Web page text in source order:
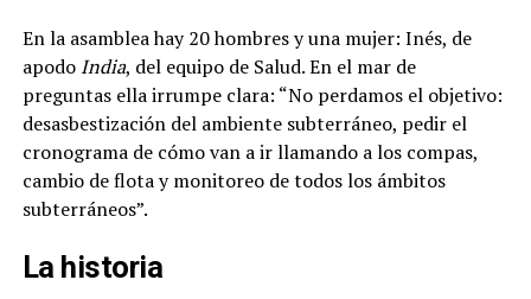
En la asamblea hay 20 hombres y una mujer: Inés, de
apodo India, del equipo de Salud. En el mar de
preguntas ella irrumpe clara: “No perdamos el objetivo:
desasbestización del ambiente subterráneo, pedir el
cronograma de cómo van a ir llamando a los compas,
cambio de flota y monitoreo de todos los ámbitos
subterráneos”.
La historia